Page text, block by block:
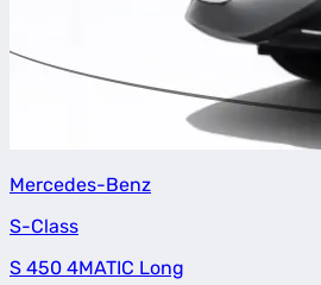
Mercedes-Benz
S-Class
S 450 4MATIC Long